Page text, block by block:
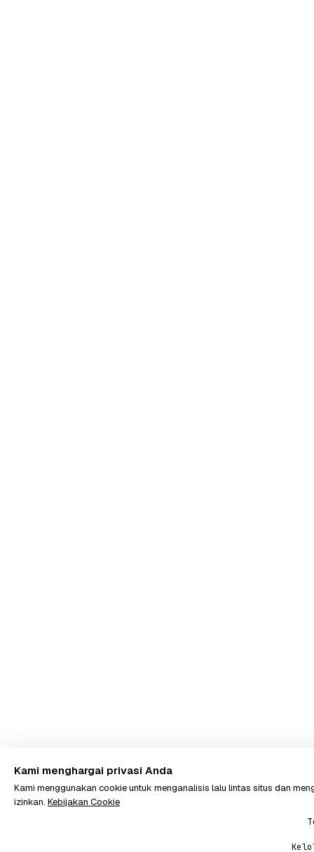
Kami menghargai privasi Anda
Kami menggunakan cookie untuk menganalisis lalu lintas situs dan
izinkan. Kebijakan Cookie